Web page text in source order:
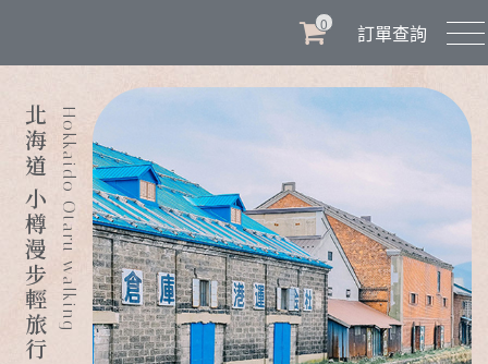
0 訂單查詢
北海道 小樽漫步輕旅行Hokkaido Otaru walking